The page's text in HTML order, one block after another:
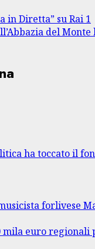
in Diretta” su Rai 1
del
ha toccato il
forlivese
euro regionali